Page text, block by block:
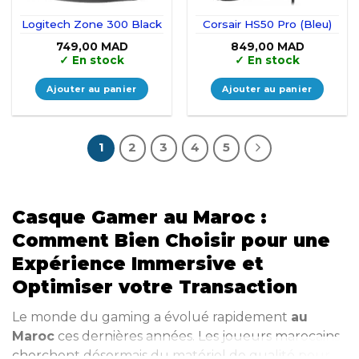
Logitech Zone 300 Black
749,00 MAD
✓ En stock
Ajouter au panier
Corsair HS50 Pro (Bleu)
849,00 MAD
✓ En stock
Ajouter au panier
1 2 3 4 5
Casque Gamer au Maroc :
Comment Bien Choisir pour une
Expérience Immersive et
Optimiser votre Transaction
Le monde du gaming a évolué rapidement au
Maroc ces dernières années. Les joueurs marocains
cherchent désormais du matériel de qualité pour